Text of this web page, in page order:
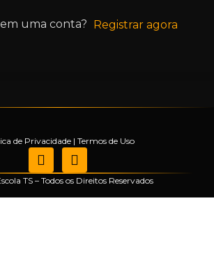
uma conta? Registrar agora
de Privacidade | Termos de Uso
TS – Todos os Direitos Reservados